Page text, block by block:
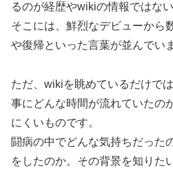
るのが経歴やwikiの情報ではない
そこには、鮮烈なデビューから
や復帰といった言葉が並んでい
ただ、wikiを眺めているだけで
事にどんな時間が流れていたの
にくいものです。
闘病の中でどんな気持ちだった
をしたのか。その背景を知りた